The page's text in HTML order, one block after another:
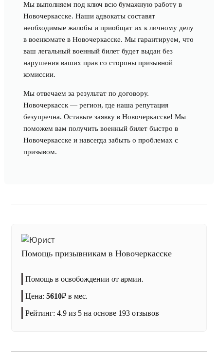
Мы выполняем под ключ всю бумажную работу в
Новочеркасске. Наши адвокаты составят
необходимые жалобы и приобщат их к личному делу
в военкомате в Новочеркасске. Мы гарантируем, что
ваш легальный военный билет будет выдан без
нарушения ваших прав со стороны призывной
комиссии.
Мы отвечаем за результат по договору.
Новочеркасск — регион, где наша репутация
безупречна. Оставьте заявку в Новочеркасске! Мы
поможем вам получить военный билет быстро в
Новочеркасске и навсегда забыть о проблемах с
призывом.
Помощь призывникам в Новочеркасске
Помощь в освобождении от армии.
Цена: 5610₽ в мес.
Рейтинг: 4.9 из 5 на основе 193 отзывов